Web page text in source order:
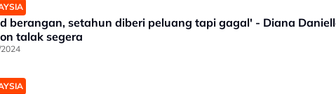
berangan, setahun diberi peluang tapi gagal' - Diana
talak segera